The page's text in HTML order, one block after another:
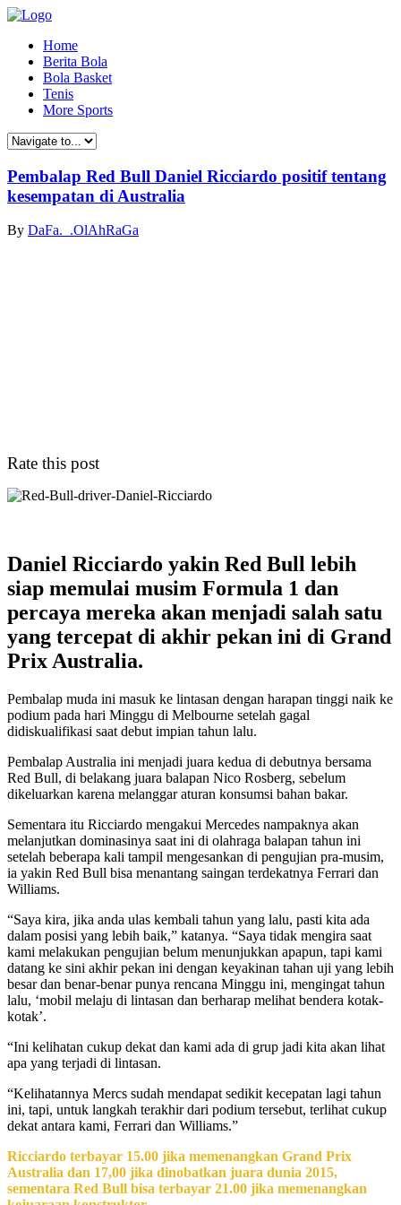
Home
Berita Bola
Bola Basket
Tenis
More Sports
Pembalap Red Bull Daniel Ricciardo positif tentang
kesempatan di Australia
By DaFa._.OlAhRaGa
Rate this post
Daniel Ricciardo yakin Red Bull lebih
siap memulai musim Formula 1 dan
percaya mereka akan menjadi salah satu
yang tercepat di akhir pekan ini di Grand
Prix Australia.
Pembalap muda ini masuk ke lintasan dengan harapan tinggi naik ke
podium pada hari Minggu di Melbourne setelah gagal
didiskualifikasi saat debut impian tahun lalu.
Pembalap Australia ini menjadi juara kedua di debutnya bersama
Red Bull, di belakang juara balapan Nico Rosberg, sebelum
dikeluarkan karena melanggar aturan konsumsi bahan bakar.
Sementara itu Ricciardo mengakui Mercedes nampaknya akan
melanjutkan dominasinya saat ini di olahraga balapan tahun ini
setelah beberapa kali tampil mengesankan di pengujian pra-musim,
ia yakin Red Bull bisa menantang saingan terdekatnya Ferrari dan
Williams.
“Saya kira, jika anda ulas kembali tahun yang lalu, pasti kita ada
dalam posisi yang lebih baik,” katanya. “Saya tidak mengira saat
kami melakukan pengujian belum menunjukkan apapun, tapi kami
datang ke sini akhir pekan ini dengan keyakinan tahan uji yang lebih
besar dan benar-benar punya rencana Minggu ini, mengingat tahun
lalu, ‘mobil melaju di lintasan dan berharap melihat bendera kotak-
kotak’.
“Ini kelihatan cukup dekat dan kami ada di grup jadi kita akan lihat
apa yang terjadi di lintasan.
“Kelihatannya Mercs sudah mendapat sedikit kecepatan lagi tahun
ini, tapi, untuk langkah terakhir dari podium tersebut, terlihat cukup
dekat antara kami, Ferrari dan Williams.”
Ricciardo terbayar 15.00 jika memenangkan Grand Prix
Australia dan 17,00 jika dinobatkan juara dunia 2015,
sementara Red Bull bisa terbayar 21.00 jika memenangkan